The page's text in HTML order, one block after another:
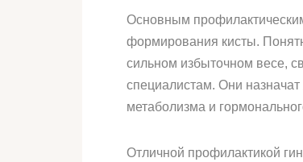
Основным
формирования кисты.
сильном избыточном весе,
специалистам. Они
метаболизма и
Отличной профилактикой